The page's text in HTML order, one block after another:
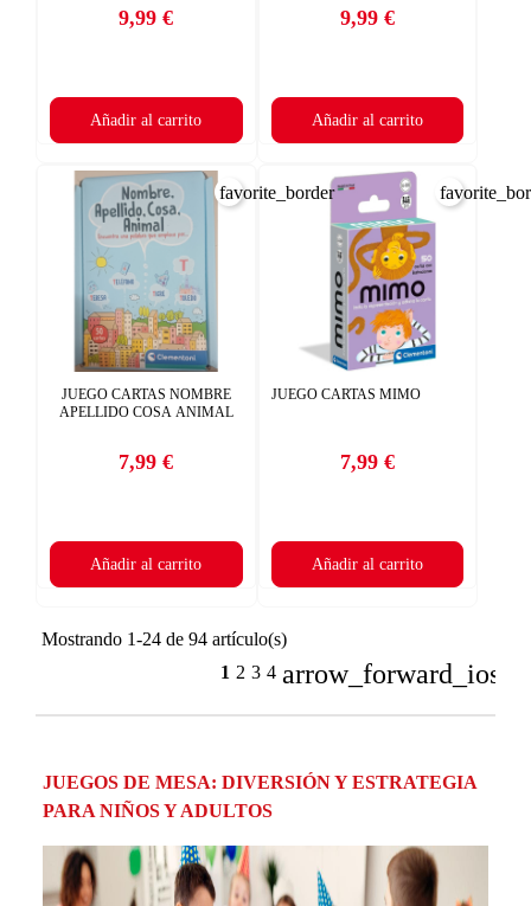
Precio
9,99 €
Añadir al carrito
Precio
9,99 €
Añadir al carrito
JUEGO CARTAS NOMBRE
APELLIDO COSA ANIMAL
Precio
7,99 €
Añadir al carrito
favorite_border
JUEGO CARTAS MIMO
Precio
7,99 €
Añadir al carrito
Mostrando 1-24 de 94 artículo(s)
1 2 34 arrow_forward_ios
JUEGOS DE MESA: DIVERSIÓN Y ESTRATEGIA
PARA NIÑOS Y ADULTOS
CREAR LISTA DE DESEOS
((CANCELTEXT))
((DELETETEXT))
INICIAR SESIÓN